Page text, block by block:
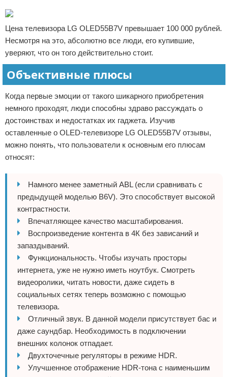
Цена телевизора LG OLED55B7V превышает 100 000 рублей.
Несмотря на это, абсолютно все люди, его купившие,
уверяют, что он того действительно стоит.
Объективные плюсы
Когда первые эмоции от такого шикарного приобретения
немного проходят, люди способны здраво рассуждать о
достоинствах и недостатках их гаджета. Изучив
оставленные о OLED-телевизоре LG OLED55B7V отзывы,
можно понять, что пользователи к основным его плюсам
относят:
Намного менее заметный ABL (если сравнивать с
предыдущей моделью B6V). Это способствует высокой
контрастности.
Впечатляющее качество масштабирования.
Воспроизведение контента в 4К без зависаний и
запаздываний.
Функциональность. Чтобы изучать просторы
интернета, уже не нужно иметь ноутбук. Смотреть
видеоролики, читать новости, даже сидеть в
социальных сетях теперь возможно с помощью
телевизора.
Отличный звук. В данной модели присутствует бас и
даже саундбар. Необходимость в подключении
внешних колонок отпадает.
Двухточечные регуляторы в режиме HDR.
Улучшенное отображение HDR-тона с наименьшим